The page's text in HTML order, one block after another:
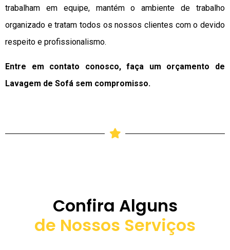
trabalham em equipe, mantém o ambiente de trabalho
organizado e tratam todos os nossos clientes com o devido
respeito e profissionalismo.
Entre em contato conosco, faça um orçamento de
Lavagem de Sofá sem compromisso.
Confira Alguns
de Nossos Serviços